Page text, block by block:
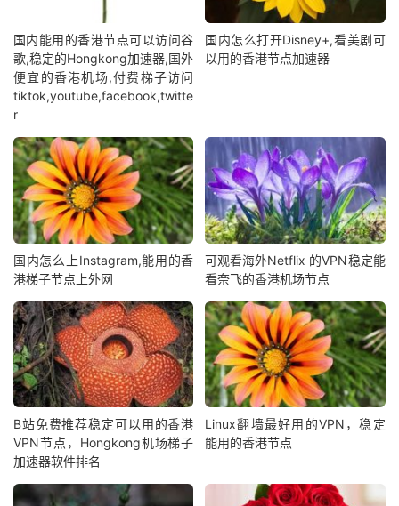
国内能用的香港节点可以访问谷
歌,稳定的Hongkong加速器,国外
便宜的香港机场,付费梯子访问
tiktok,youtube,facebook,twitte
r
国内怎么打开Disney+,看美剧可
以用的香港节点加速器
国内怎么上Instagram,能用的香
港梯子节点上外网
可观看海外Netflix 的VPN稳定能
看奈飞的香港机场节点
B站免费推荐稳定可以用的香港
VPN节点，Hongkong机场梯子
加速器软件排名
Linux翻墙最好用的VPN，稳定
能用的香港节点